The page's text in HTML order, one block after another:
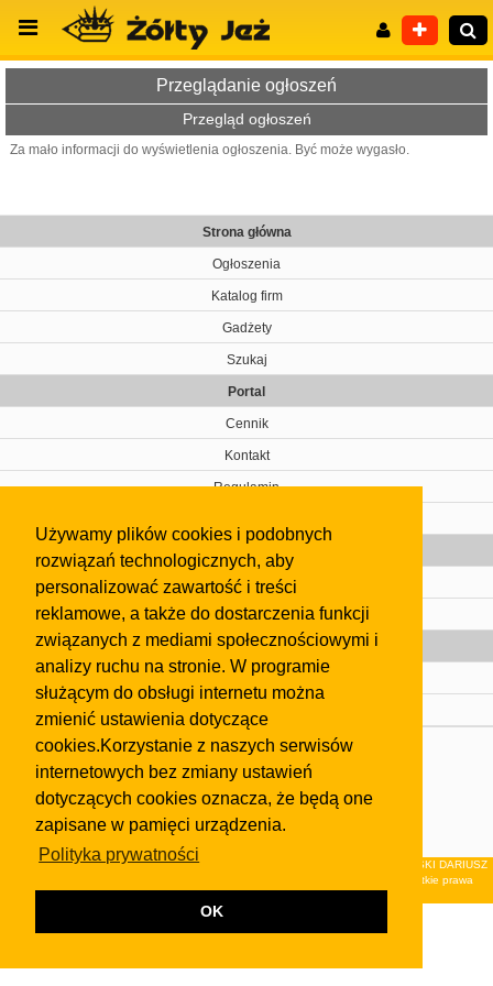
Używamy plików cookies i podobnych
rozwiązań technologicznych, aby
personalizować zawartość i treści
reklamowe, a także do dostarczenia funkcji
związanych z mediami społecznościowymi i
analizy ruchu na stronie. W programie
służącym do obsługi internetu można
zmienić ustawienia dotyczące
cookies.Korzystanie z naszych serwisów
internetowych bez zmiany ustawień
dotyczących cookies oznacza, że będą one
zapisane w pamięci urządzenia.
Polityka prywatności
OK
Przeglądanie ogłoszeń
Przegląd ogłoszeń
Za mało informacji do wyświetlenia ogłoszenia. Być może wygasło.
Strona główna
Ogłoszenia
Katalog firm
Gadżety
Szukaj
Portal
Cennik
Kontakt
Regulamin
Gazeta
Olkusz
Kontakt
Strefa dla biznesu
Biura nieruchomości
Dealerzy i autokomisy
Skontaktuj się z nami
regulaminuiPolityki Prywatności.
Klauzula FB
© 2026Wydawnictwo NEON sp. z o.o. (dawniej: FIRMA NEON MAREK KLUCZEWSKI DARIUSZ
KRAWCZYK s.c.) z siedzibą w Olkuszu, ul.Żuradzka 15, 32-300 Olkusz . Wszystkie prawa